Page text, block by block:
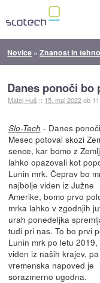
Novice »Znanost in
Danes ponoči
Matej Huš :: 15. maj 2022ob
Slo-Tech - Danes
Mesec potoval skozi
sence, kar bomo z
lahko opazovali kot
Lunin mrk. Čeprav bo
najbolje viden iz Južne
Amerike, bomo prvo
mrka lahko v zgodnjih
urah ponedeljka
tudi pri nas. To bo prvi
Lunin mrk po letu 2019,
viden iz naših krajev,
vremenska napoved je
sorazmerno ugodna.